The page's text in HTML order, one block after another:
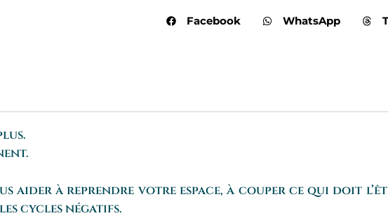
Facebook WhatsApp
aider à reprendre votre espace, à couper ce qui doit
cycles négatifs.